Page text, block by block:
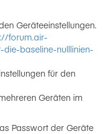
Geräteeinstellungen.
forum.air-
baseline-nulllinien-
für den
Geräten im
Passwort der Geräte